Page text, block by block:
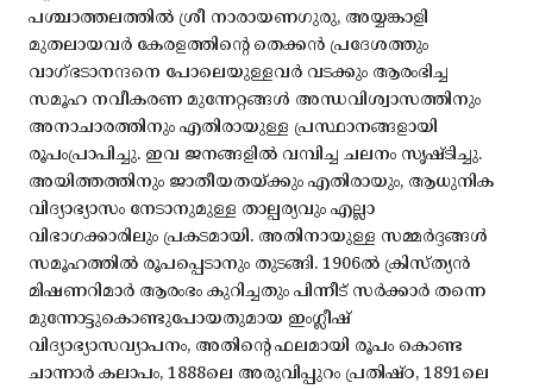
പശ്ചാത്തലത്തിൽ ശ്രീ നാരായണഗുരു, അയ്യങ്കാളി
മുതലായവർ കേരളത്തിന്റെ തെക്കൻ പ്രദേശത്തും
വാഗ്ഭടാനന്ദനെ പോലെയുള്ളവർ വടക്കും ആരംഭിച്ച
സമൂഹ നവീകരണ മുന്നേറ്റങ്ങൾ അന്ധവിശ്വാസത്തിനും
അനാചാരത്തിനും എതിരായുള്ള പ്രസ്ഥാനങ്ങളായി
രൂപംപ്രാപിച്ചു. ഇവ ജനങ്ങളിൽ വമ്പിച്ച ചലനം സൃഷ്ടിച്ചു.
അയിത്തത്തിനും ജാതീയതയ്ക്കും എതിരായും, ആധുനിക
വിദ്യാഭ്യാസം നേടാനുമുള്ള താല്പര്യവും എല്ലാ
വിഭാഗക്കാരിലും പ്രകടമായി. അതിനായുള്ള സമ്മർദ്ദങ്ങൾ
സമൂഹത്തിൽ രൂപപ്പെടാനും തുടങ്ങി. 1906ൽ ക്രിസ്ത്യൻ
മിഷണറിമാർ ആരംഭം കുറിച്ചതും പിന്നീട് സർക്കാർ തന്നെ
മുന്നോട്ടുകൊണ്ടുപോയതുമായ ഇംഗ്ലീഷ്
വിദ്യാഭ്യാസവ്യാപനം, അതിന്റെ ഫലമായി രൂപം കൊണ്ട
ചാന്നാർ കലാപം, 1888ലെ അരുവിപ്പുറം പ്രതിഷ്ഠ, 1891ലെ